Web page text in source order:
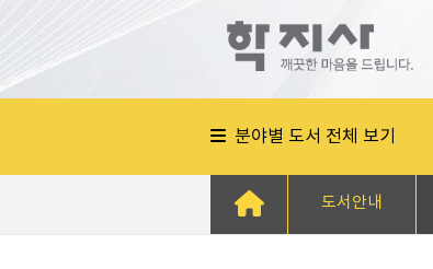
분야별 도서 전체 보기
도서안내